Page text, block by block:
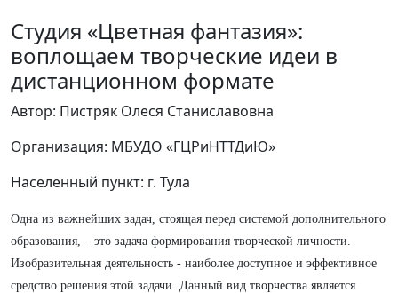
Студия «Цветная фантазия»:
воплощаем творческие идеи в
дистанционном формате
Автор: Пистряк Олеся Станиславовна
Организация: МБУДО «ГЦРиНТТДиЮ»
Населенный пункт: г. Тула
Одна из важнейших задач, стоящая перед системой дополнительного
образования, – это задача формирования творческой личности.
Изобразительная деятельность - наиболее доступное и эффективное
средство решения этой задачи. Данный вид творчества является